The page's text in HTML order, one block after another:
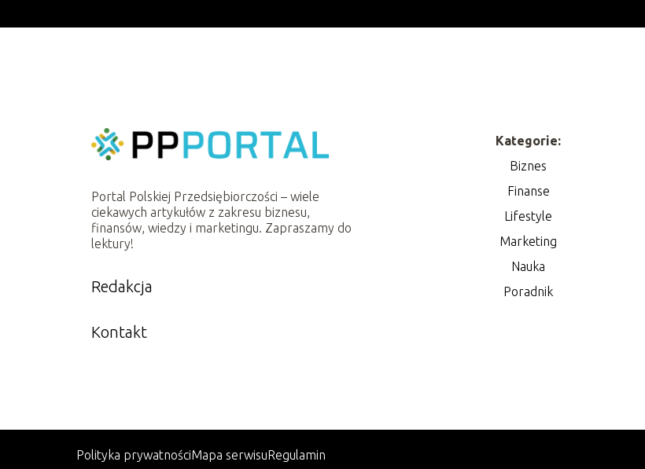
Portal Polskiej Przedsiębiorczości – wiele
ciekawych artykułów z zakresu biznesu,
finansów, wiedzy i marketingu. Zapraszamy do
lektury!
Redakcja
Kontakt
Kategorie:
Biznes
Finanse
Lifestyle
Marketing
Nauka
Poradnik
Polityka prywatnościMapa serwisuRegulamin